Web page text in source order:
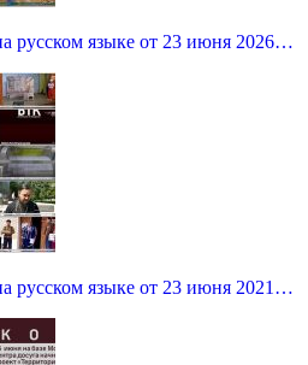
русском языке от 23 июня 2026…
русском языке от 23 июня 2021…